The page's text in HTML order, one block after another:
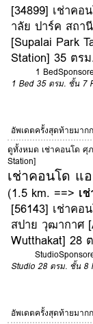
[34899] เช่าคอ
าลัย ปาร์ค สถา
[Supalai Park
Station] 35 ตร
1 Bed
1 Bed 35 ตรม. ชั้น 7
อัพเดตครั้งสุดท้ายมาก
ดูทั้งหมด เช่าคอนโด ศุ
Station]
เช่าคอนโด แ
(1.5 km. ==> เ
[56143] เช่าคอ
สปาย วุฒากาศ
Wutthakat] 28
Studio
Studio 28 ตรม. ชั้น 8
อัพเดตครั้งสุดท้ายมาก